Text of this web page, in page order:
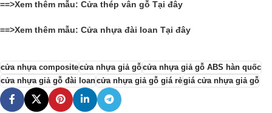
==>Xem thêm mẫu: Cửa thép vân gỗ Tại đây
==>Xem thêm mẫu: Cửa nhựa đài loan Tại đây
cửa nhựa compositecửa nhựa giả gỗcửa nhựa giả gỗ ABS hàn quốc
cửa nhựa giả gỗ đài loancửa nhựa giả gỗ giá rẻgiá cửa nhựa giả gỗ